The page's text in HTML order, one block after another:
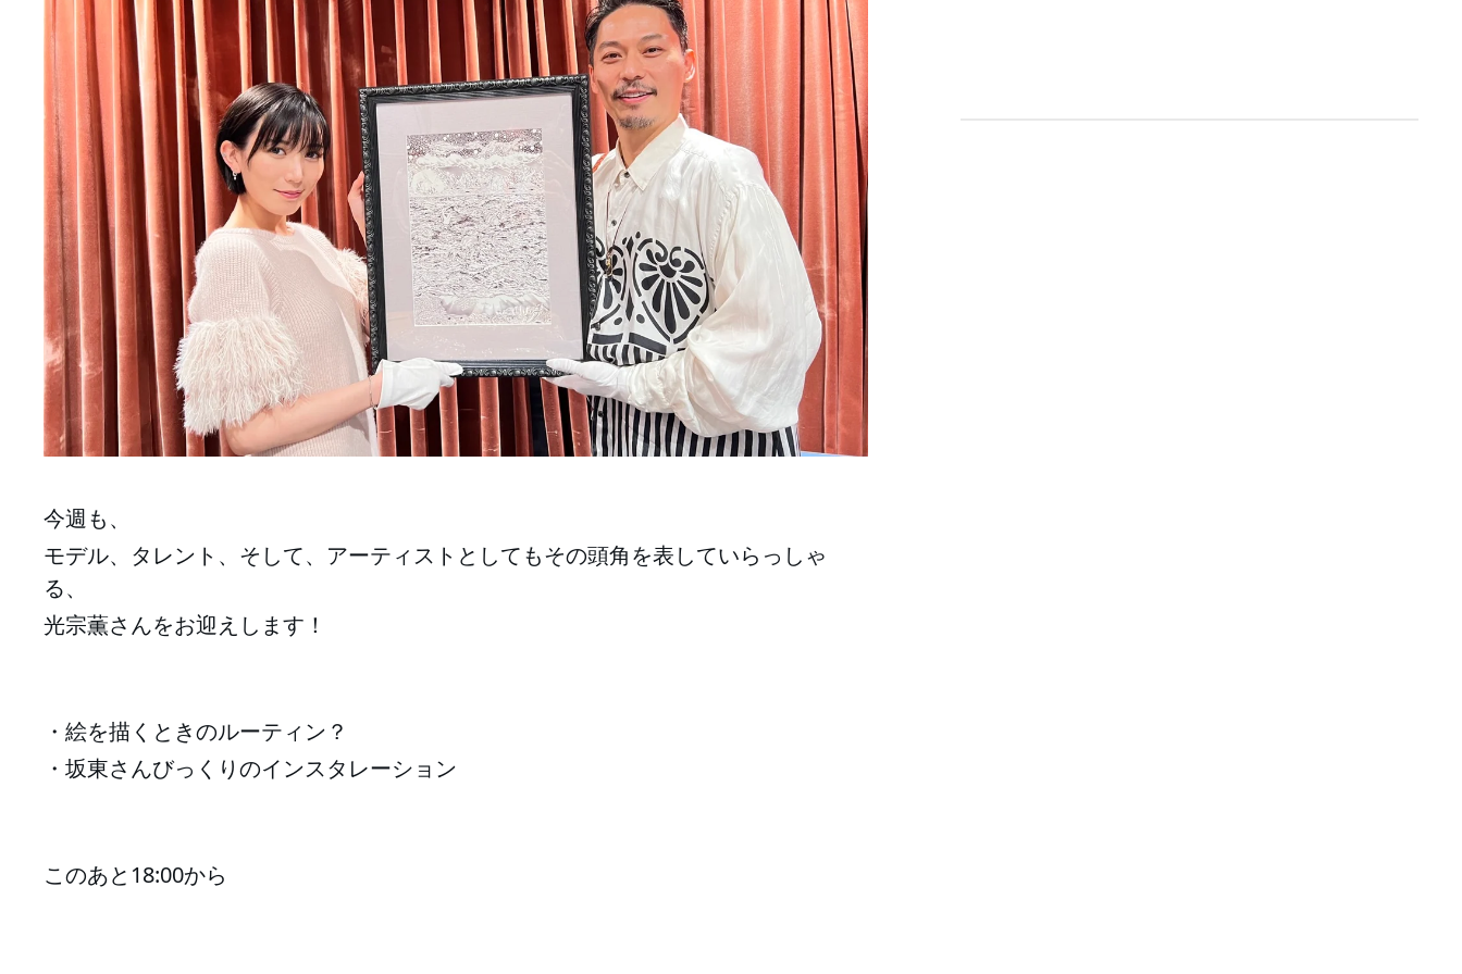
今週も、
モデル、タレント、そして、アーティストとしてもその頭角を表していらっしゃ
る、
光宗薫さんをお迎えします！
・絵を描くときのルーティン？
・坂東さんびっくりのインスタレーション
このあと18:00から